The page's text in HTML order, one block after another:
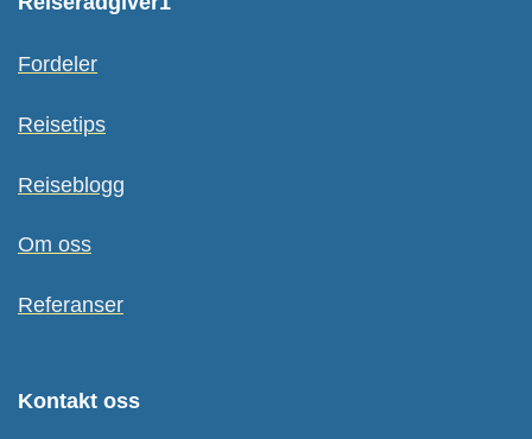
Fordeler
Reisetips
Reiseblogg
Om oss
Referanser
Kontakt oss